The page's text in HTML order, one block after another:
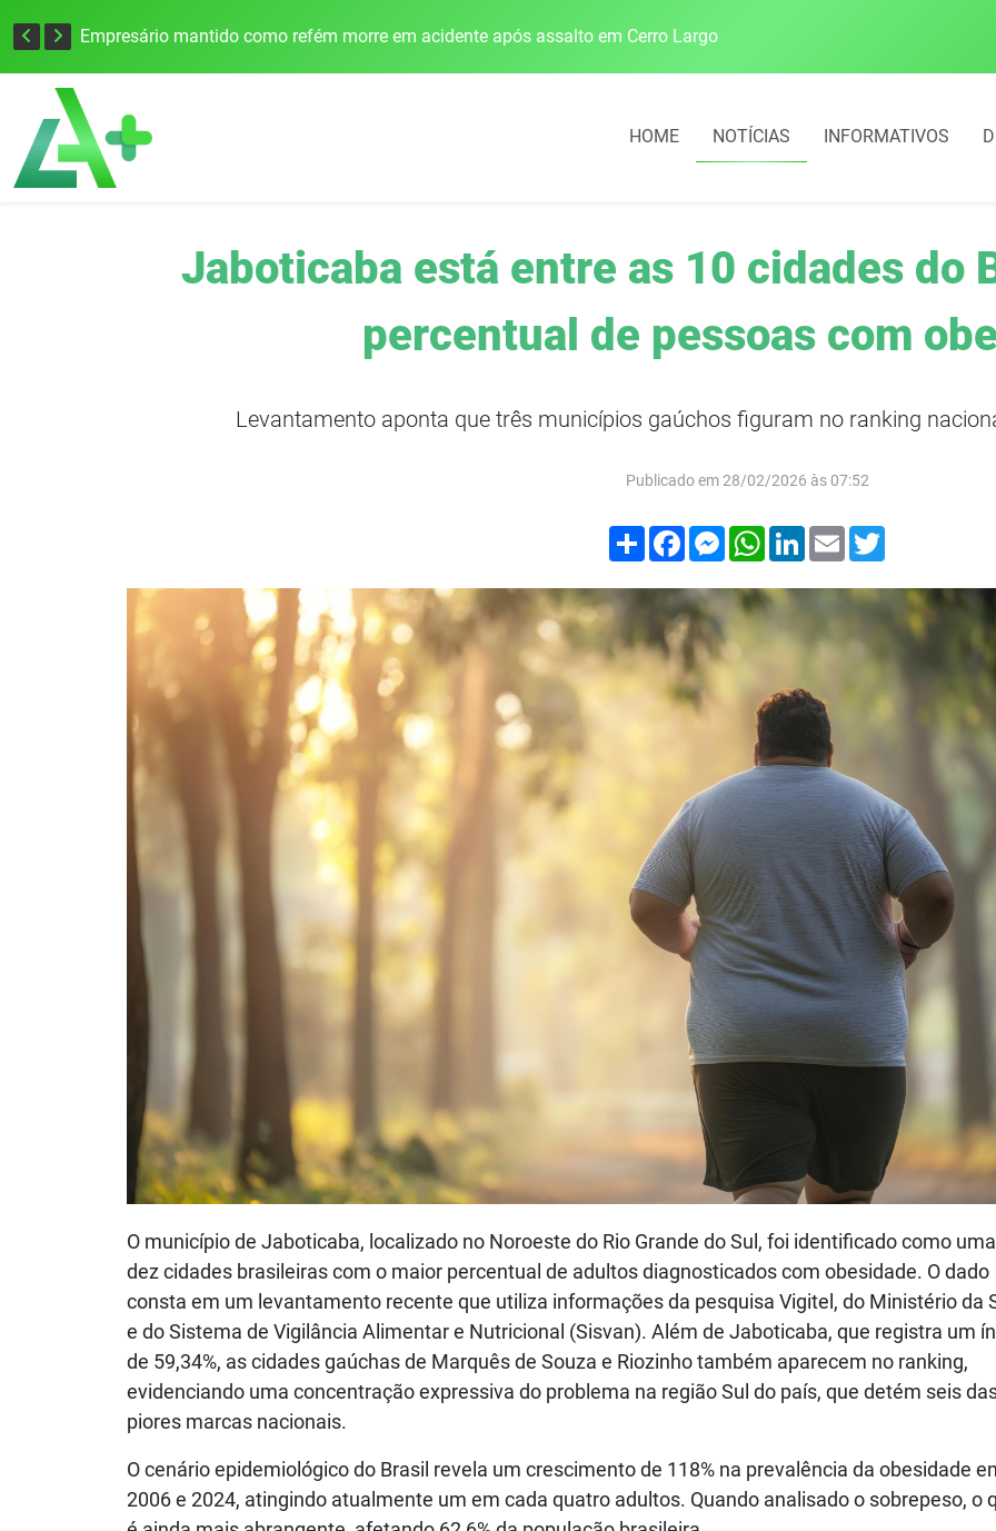
Empresário mantido como refém morre em acidente após assalto em Cerro Largo
HOME NOTÍCIAS INFORMATIVOS
Jaboticaba está entre as 10 cidades do
percentual de pessoas com
Levantamento aponta que três municípios gaúchos figuram no ranking
Publicado em 28/02/2026 às 07:52
Compartilhar
FacebookMessenger
WhatsApp
LinkedIn
Email
O município de Jaboticaba, localizado no Noroeste do Rio Grande do Sul, foi identificado como
dez cidades brasileiras com o maior percentual de adultos diagnosticados com obesidade. O dado
consta em um levantamento recente que utiliza informações da pesquisa Vigitel, do Ministério da
e do Sistema de Vigilância Alimentar e Nutricional (Sisvan). Além de Jaboticaba, que registra um
de 59,34%, as cidades gaúchas de Marquês de Souza e Riozinho também aparecem no ranking,
evidenciando uma concentração expressiva do problema na região Sul do país, que detém seis
piores marcas nacionais.
O cenário epidemiológico do Brasil revela um crescimento de 118% na prevalência da obesidade
2006 e 2024, atingindo atualmente um em cada quatro adultos. Quando analisado o sobrepeso, o